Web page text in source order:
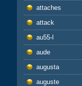
attaches
attack
au55-l
aude
augusta
auguste